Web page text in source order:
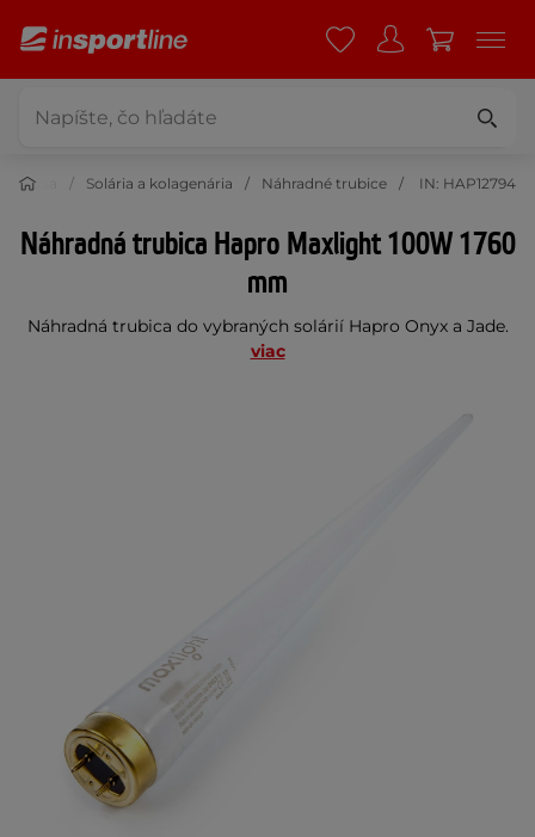
krása Solária a kolagenária Náhradné trubice IN: HAP12794
Náhradná trubica Hapro Maxlight 100W 1760
mm
Náhradná trubica do vybraných solárií Hapro Onyx a Jade.
viac